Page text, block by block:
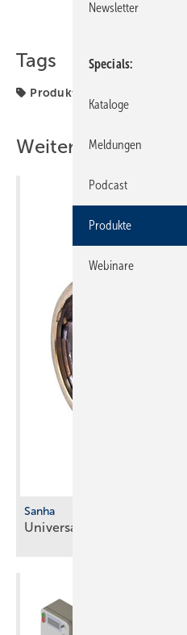
Tags
Produkte
Weitere Inhalte
Sanha
Universal-­Übergangsfitting
Newsletter
Specials
Kataloge
Meldungen
Podcast
Produkte
Webinare